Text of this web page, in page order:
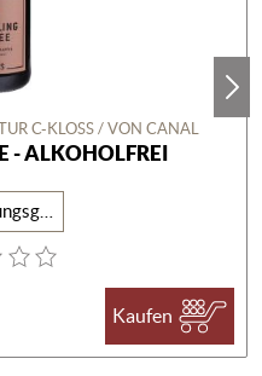
C-KLOSS / VON CANAL
- ALKOHOLFREI
Kaufen